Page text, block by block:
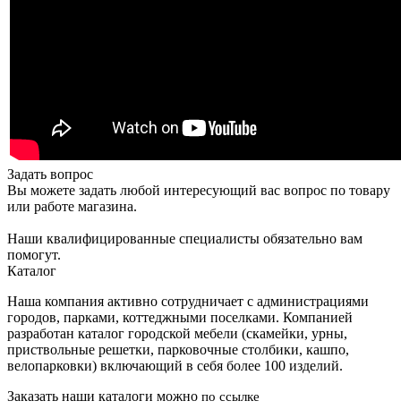
Задать вопрос
Вы можете задать любой интересующий вас вопрос по товару
или работе магазина.
Наши квалифицированные специалисты обязательно вам
помогут.
Каталог
Наша компания активно сотрудничает с администрациями
городов, парками, коттеджными поселками. Компанией
разработан каталог городской мебели (скамейки, урны,
приствольные решетки, парковочные столбики, кашпо,
велопарковки) включающий в себя более 100 изделий.
Заказать наши каталоги можно по ссылке